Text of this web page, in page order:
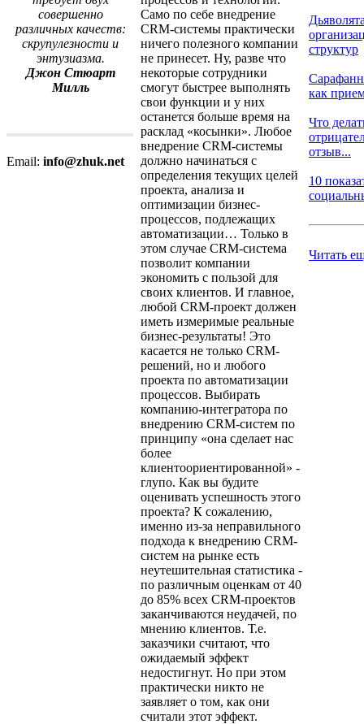
совершенно
различных качеств:
скрупулезности и
энтузиазма.
Джон Стюарт
Милль
Email: info@zhuk.net
Само по себе внедрение
CRM-системы практически
ничего полезного компании
не принесет. Ну, разве что
некоторые сотрудники
смогут быстрее выполнять
свои функции и у них
останется больше время на
расклад «косынки». Любое
внедрение CRM-системы
должно начинаться с
определения текущих целей
проекта, анализа и
оптимизации бизнес-
процессов, подлежащих
автоматизации… Только в
этом случае CRM-система
позволит компании
экономить с пользой для
своих клиентов. И главное,
любой CRM-проект должен
иметь измеримые реальные
бизнес-результаты! Это
касается не только CRM-
решений, но и любого
проекта по автоматизации
процессов. Выбирать
компанию-интегратора по
внедрению CRM-систем по
принципу «она сделает нас
более
клиентоориентированной» -
глупо. Как вы будите
оценивать успешность этого
проекта? К сожалению,
именно из-за неправильного
подхода к внедрению CRM-
систем на рынке есть
неутешительная статистика -
по различным оценкам от 40
до 85% всех CRM-проектов
заканчиваются неудачей, по
мнению клиентов. Т.е.
заказчики считают, что
ожидаемый эффект
недостигнут. Но при этом
практически никто не
заявляет о том, как они
считали этот эффект.
структур
как
Что
отзыв...
10
Читать